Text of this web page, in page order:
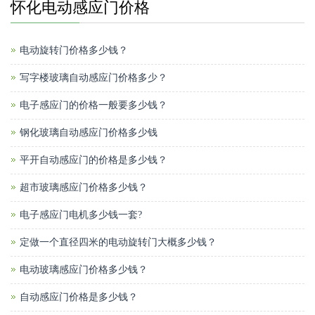
怀化电动感应门价格
电动旋转门价格多少钱？
写字楼玻璃自动感应门价格多少？
电子感应门的价格一般要多少钱？
钢化玻璃自动感应门价格多少钱
平开自动感应门的价格是多少钱？
超市玻璃感应门价格多少钱？
电子感应门电机多少钱一套?
定做一个直径四米的电动旋转门大概多少钱？
电动玻璃感应门价格多少钱？
自动感应门价格是多少钱？